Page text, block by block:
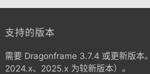
支持的版本
需要 Dragonframe 3.7.4 或更新版本
2024.x、2025.x 为较新版本）。